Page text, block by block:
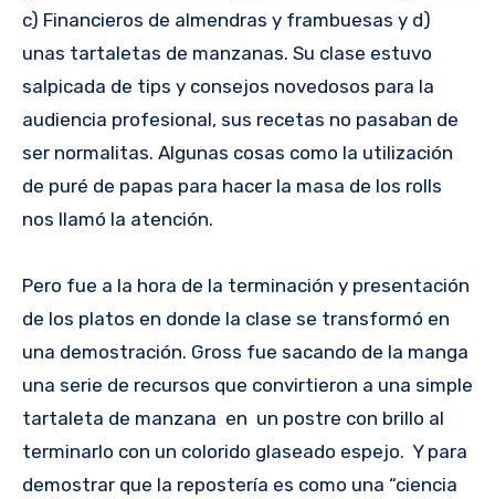
c) Financieros de almendras y frambuesas y d)
unas tartaletas de manzanas. Su clase estuvo
salpicada de tips y consejos novedosos para la
audiencia profesional, sus recetas no pasaban de
ser normalitas. Algunas cosas como la utilización
de puré de papas para hacer la masa de los rolls
nos llamó la atención.
Pero fue a la hora de la terminación y presentación
de los platos en donde la clase se transformó en
una demostración. Gross fue sacando de la manga
una serie de recursos que convirtieron a una simple
tartaleta de manzana en un postre con brillo al
terminarlo con un colorido glaseado espejo. Y para
demostrar que la repostería es como una “ciencia